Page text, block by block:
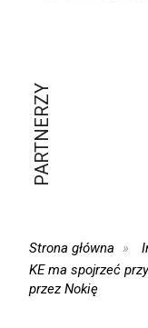
PARTNERZY
Strona główna
KE ma spojrzeć
przez Nokię